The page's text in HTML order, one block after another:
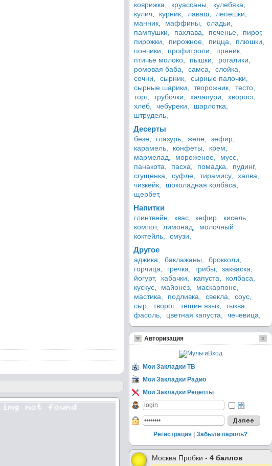
коврижка,
круассаны,
кулебяка,
кулич,
курник, лаваш,
лепешки,
манник,
маффины,
оладьи,
пампушки,
пахлава, печенье,
пирог,
пирожки,
пирожное, пицца,
плюшки,
пончики,
профитроли,
пряник,
птичье молоко,
пышки,
рогалики,
ромовая баба,
самса,
слойка,
сочни,
сырник,
сырные палочки,
сырные шарики,
творожник,
тесто,
торт,
трубочки, хачапури,
хворост,
хлеб,
чебуреки,
шарлотка,
штрудель,
Десерты
безе, глазурь, желе,
зефир,
карамель,
конфеты,
крем,
мармелад,
мороженое,
мусс,
панакота,
пасха, помадка,
пудинг,
сгущенка,
суфле, тирамису,
халва,
чизкейк,
шоколадная колбаса,
щербет,
Напитки
глинтвейн, квас, кефир,
кисель,
компот,
лимонад,
молочный
коктейль,
смузи,
Другое
аджика, баклажаны,
брокколи,
горчица,
гречка, грибы,
закваска,
йогурт,
кабачки, капуста,
колбаса,
кускус,
майонез,
маскарпоне,
мастика,
подливка, свекла,
соус,
сыр,
творог, тещин язык,
тыква,
фасоль,
цветная капуста, чечевица,
Авторизация
Мои Закладки ТВ
Мои Закладки Радио
Мои Закладки Рецепты
Регистрация Забыли пароль?
Москва Пробки - 4 баллов